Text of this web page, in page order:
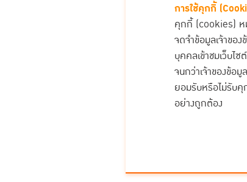
การใช้คุกกี้ (
คุกกี้ (cookies) หม
จดจำข้อมูลเจ้าขอ
บุคคลเข้าชมเว็บไ
จนกว่าเจ้าของข้อ
ยอมรับหรือไม่รับคุ
อย่างถูกต้อง